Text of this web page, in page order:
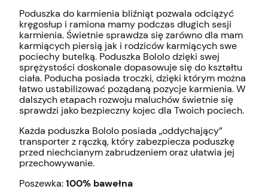
Poduszka do karmienia bliźniąt pozwala odciążyć
kręgosłup i ramiona mamy podczas długich sesji
karmienia. Świetnie sprawdza się zarówno dla mam
karmiących piersią jak i rodziców karmiących swe
pociechy butelką. Poduszka Bololo dzięki swej
sprężystości doskonale dopasowuje się do kształtu
ciała. Poducha posiada troczki, dzięki którym można
łatwo ustabilizować pożądaną pozycje karmienia. W
dalszych etapach rozwoju maluchów świetnie się
sprawdzi jako bezpieczny kojec dla Twoich pociech.
Każda poduszka Bololo posiada „oddychający”
transporter z rączką, który zabezpiecza poduszkę
przed niechcianym zabrudzeniem oraz ułatwia jej
przechowywanie.
Poszewka:100% bawełna